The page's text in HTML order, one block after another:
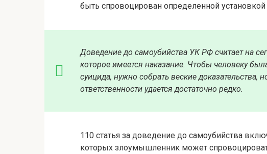
быть спровоцирован определенной установкой
Доведение до самоубийства УК РФ считает на
которое имеется наказание. Чтобы человеку
суицида, нужно собрать веские доказательства,
ответственности удается достаточно редко.
110 статья за доведение до самоубийства
которых злоумышленник может